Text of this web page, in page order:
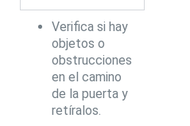
Verifica si hay
objetos o
obstrucciones
en el camino
de la puerta y
retíralos.